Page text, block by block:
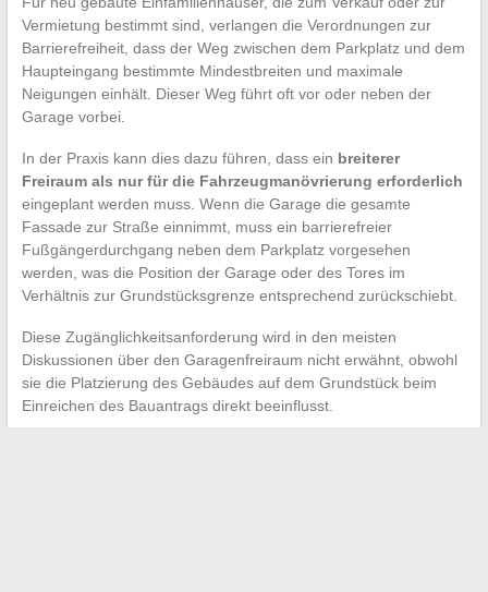
Vermietung bestimmt sind, verlangen die Verordnungen zur
Barrierefreiheit, dass der Weg zwischen dem Parkplatz und dem
Haupteingang bestimmte Mindestbreiten und maximale
Neigungen einhält. Dieser Weg führt oft vor oder neben der
Garage vorbei.
In der Praxis kann dies dazu führen, dass ein breiterer
Freiraum als nur für die Fahrzeugmanövrierung erforderlich
eingeplant werden muss. Wenn die Garage die gesamte
Fassade zur Straße einnimmt, muss ein barrierefreier
Fußgängerdurchgang neben dem Parkplatz vorgesehen
werden, was die Position der Garage oder des Tores im
Verhältnis zur Grundstücksgrenze entsprechend zurückschiebt.
Diese Zugänglichkeitsanforderung wird in den meisten
Diskussionen über den Garagenfreiraum nicht erwähnt, obwohl
sie die Platzierung des Gebäudes auf dem Grundstück beim
Einreichen des Bauantrags direkt beeinflusst.